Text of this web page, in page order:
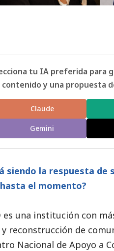
tu IA preferida para
contenido y una propuesta
Claude
Gemini
siendo la respuesta de
el momento?
es una institución con
reconstrucción de
Nacional de Apoyo a